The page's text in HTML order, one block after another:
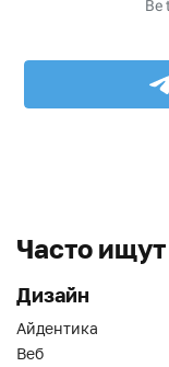
Часто ищут
Дизайн
Айдентика
Веб